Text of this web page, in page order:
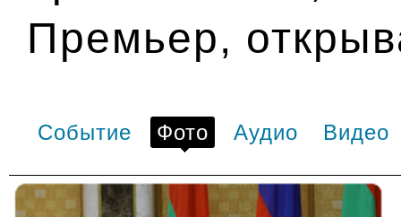
Премьер,
Событие Фото Аудио Видео